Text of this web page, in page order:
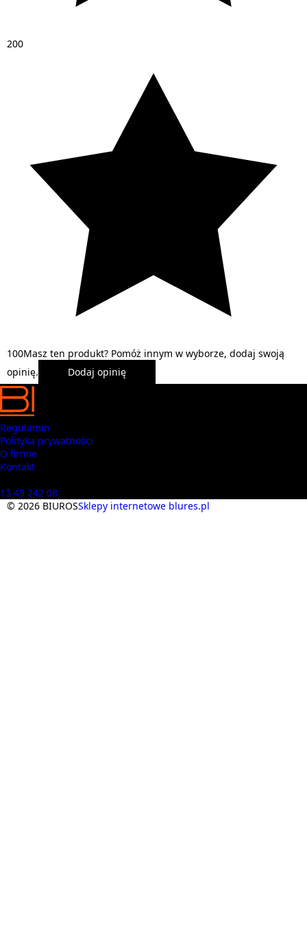
200
100Masz ten produkt? Pomóż innym w wyborze, dodaj swoją
opinię.
Dodaj opinię
Regulamin
Polityka prywatności
O firmie
Kontakt
13 49 242 08
© 2026 BIUROSSklepy internetowe blures.pl